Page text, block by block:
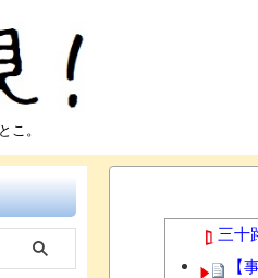
こ。
三十
【